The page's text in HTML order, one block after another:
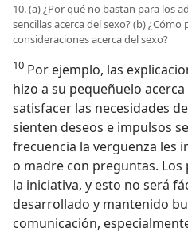
10. (a) ¿Por qué no bastan para los
sencillas acerca del sexo? (b)
consideraciones acerca del sexo?
10 Por ejemplo, las
hizo a su pequeñuelo
satisfacer las necesidades
sienten deseos e impulsos
frecuencia la vergüenza les
o madre con preguntas.
la iniciativa, y esto no será
desarrollado y mantenido
comunicación,